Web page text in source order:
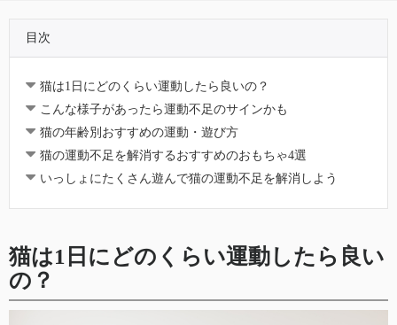
目次
猫は1日にどのくらい運動したら良いの？
こんな様子があったら運動不足のサインかも
猫の年齢別おすすめの運動・遊び方
猫の運動不足を解消するおすすめのおもちゃ4選
いっしょにたくさん遊んで猫の運動不足を解消しよう
猫は1日にどのくらい運動したら良い
の？